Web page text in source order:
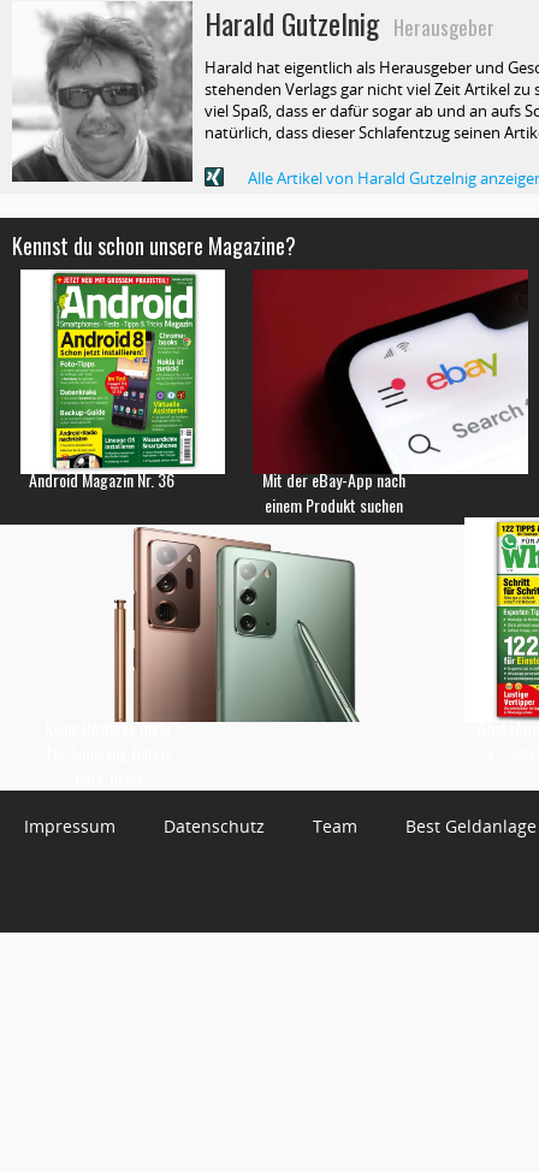
Harald GutzelnigHerausgeber
Harald hat eigentlich als Herausgeber und
stehenden Verlags gar nicht viel Zeit Artikel
viel Spaß, dass er dafür sogar ab und an aufs
natürlich, dass dieser Schlafentzug seinen
Alle Artikel von Harald Gutzelnig
Kennst du schon unsere Magazine?
Android Magazin Nr. 36
Mit der eBay-App nach
einem Produkt suchen
Keine Updates mehr
Impressum Datenschutz Team Best Geldanlage